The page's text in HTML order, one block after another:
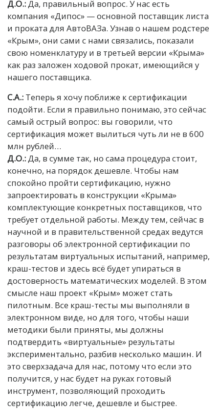
Д.О.: Да, правильный вопрос. У нас есть
компания «Дипос» — основной поставщик листа
и проката для АвтоВАЗа. Узнав о нашем родстере
«Крым», они сами с нами связались, показали
свою номенклатуру и в третьей версии «Крыма»
как раз заложен ходовой прокат, имеющийся у
нашего поставщика.
С.А.: Теперь я хочу поближе к сертификации
подойти. Если я правильно понимаю, это сейчас
самый острый вопрос: вы говорили, что
сертификация может вылиться чуть ли не в 600
млн рублей…
Д.О.: Да, в сумме так, но сама процедура стоит,
конечно, на порядок дешевле. Чтобы нам
спокойно пройти сертификацию, нужно
запроектировать в конструкции «Крыма»
комплектующие конкретных поставщиков, что
требует отдельной работы. Между тем, сейчас в
научной и в правительственной средах ведутся
разговоры об электронной сертификации по
результатам виртуальных испытаний, например,
краш-тестов и здесь всё будет упираться в
достоверность математических моделей. В этом
смысле наш проект «Крым» может стать
пилотным. Все краш-тесты мы выполняли в
электронном виде, но для того, чтобы наши
методики были приняты, мы должны
подтвердить «виртуальные» результаты
экспериментально, разбив несколько машин. И
это сверхзадача для нас, потому что если это
получится, у нас будет на руках готовый
инструмент, позволяющий проходить
сертификацию легче, дешевле и быстрее.